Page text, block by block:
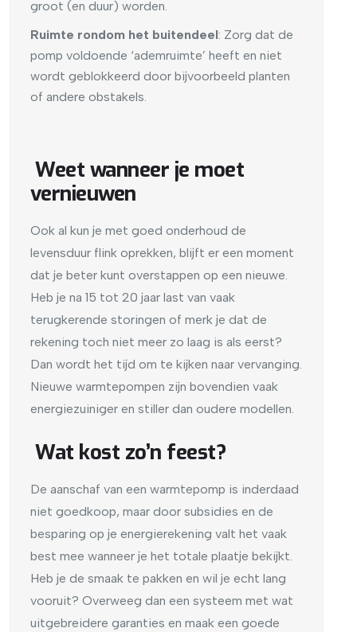
groot (en duur) worden.
Ruimte rondom het buitendeel: Zorg dat de
pomp voldoende ‘ademruimte’ heeft en niet
wordt geblokkeerd door bijvoorbeeld planten
of andere obstakels.
Weet wanneer je moet
vernieuwen
Ook al kun je met goed onderhoud de
levensduur flink oprekken, blijft er een moment
dat je beter kunt overstappen op een nieuwe.
Heb je na 15 tot 20 jaar last van vaak
terugkerende storingen of merk je dat de
rekening toch niet meer zo laag is als eerst?
Dan wordt het tijd om te kijken naar vervanging.
Nieuwe warmtepompen zijn bovendien vaak
energiezuiniger en stiller dan oudere modellen.
Wat kost zo’n feest?
De aanschaf van een warmtepomp is inderdaad
niet goedkoop, maar door subsidies en de
besparing op je energierekening valt het vaak
best mee wanneer je het totale plaatje bekijkt.
Heb je de smaak te pakken en wil je echt lang
vooruit? Overweeg dan een systeem met wat
uitgebreidere garanties en maak een goede